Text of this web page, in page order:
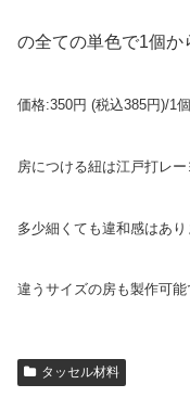
の全ての単色で1個か
価格:350円 (税込385円)/1個
房につける紐は江戸打レ
多少細くても違和感はあり
違うサイズの房も製作可能
タッセル材料